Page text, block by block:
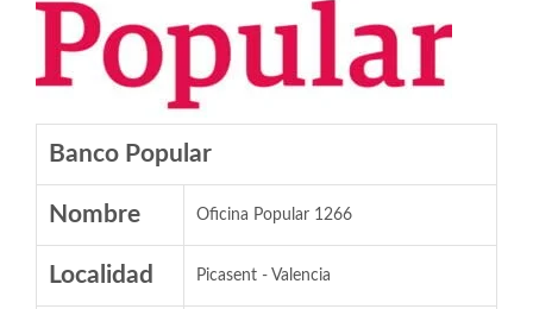
Banco Popular
Nombre Oficina Popular 1266
Localidad Picasent - Valencia